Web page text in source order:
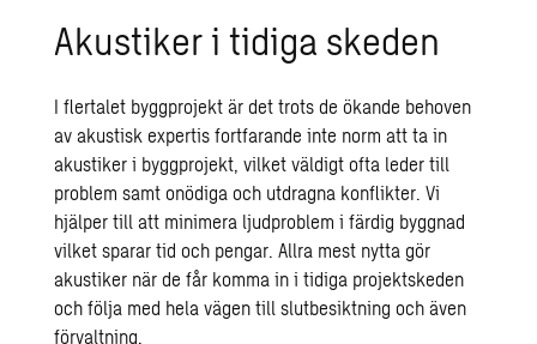
Akustiker i tidiga skeden
I flertalet byggprojekt är det trots de ökande behoven
av akustisk expertis fortfarande inte norm att ta in
akustiker i byggprojekt, vilket väldigt ofta leder till
problem samt onödiga och utdragna konflikter. Vi
hjälper till att minimera ljudproblem i färdig byggnad
vilket sparar tid och pengar. Allra mest nytta gör
akustiker när de får komma in i tidiga projektskeden
och följa med hela vägen till slutbesiktning och även
förvaltning.